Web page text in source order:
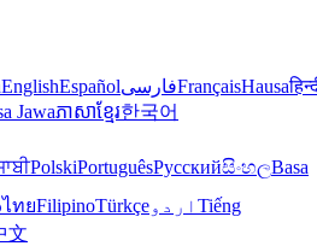
EnglishEspañolفارسیFrançaisHausa
Jawaភាសាខ្មែរ한국어
PolskiPortuguêsРусскийසිංහලBasa
ไทยFilipinoTürkçeاردو Tiếng
文